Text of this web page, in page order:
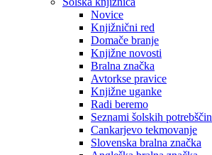
Novice
Knjižnični red
Domače branje
Knjižne novosti
Bralna značka
Avtorkse pravice
Knjižne uganke
Radi beremo
Seznami šolskih potrebščin
Cankarjevo tekmovanje
Slovenska bralna značka